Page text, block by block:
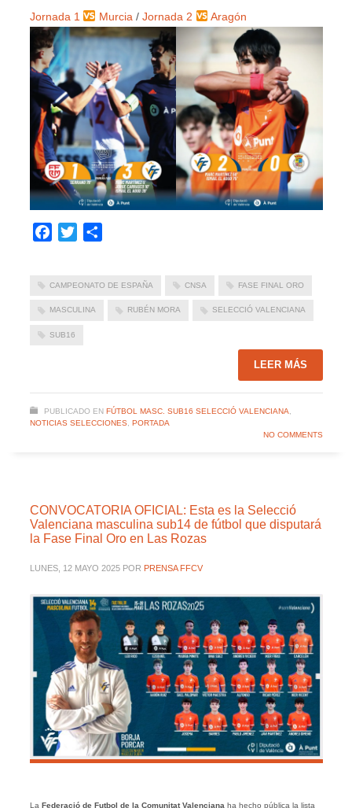
Jornada 1 Murcia / Jornada 2 Aragón
Facebook
Twitter
CAMPEONATO DE ESPAÑA CNSA FASE FINAL ORO
MASCULINA RUBÉN MORA SELECCIÓ VALENCIANA
SUB16
LEER MÁS
PUBLICADO EN FÚTBOL MASC. SUB16 SELECCIÓ VALENCIANA
NOTICIAS SELECCIONES, PORTADA
NO COMMENTS
CONVOCATORIA OFICIAL: Esta es la Selecció
Valenciana masculina sub14 de fútbol que disputará
la Fase Final Oro en Las Rozas
LUNES, 12 MAYO 2025 POR PRENSA FFCV
La Federació de Futbol de la Comunitat Valenciana ha hecho pública la lista